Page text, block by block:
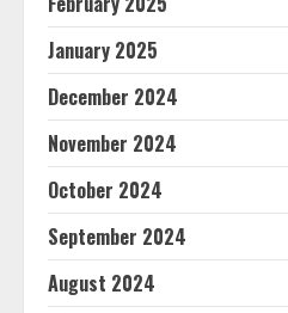
January 2025
December 2024
November 2024
October 2024
September 2024
August 2024